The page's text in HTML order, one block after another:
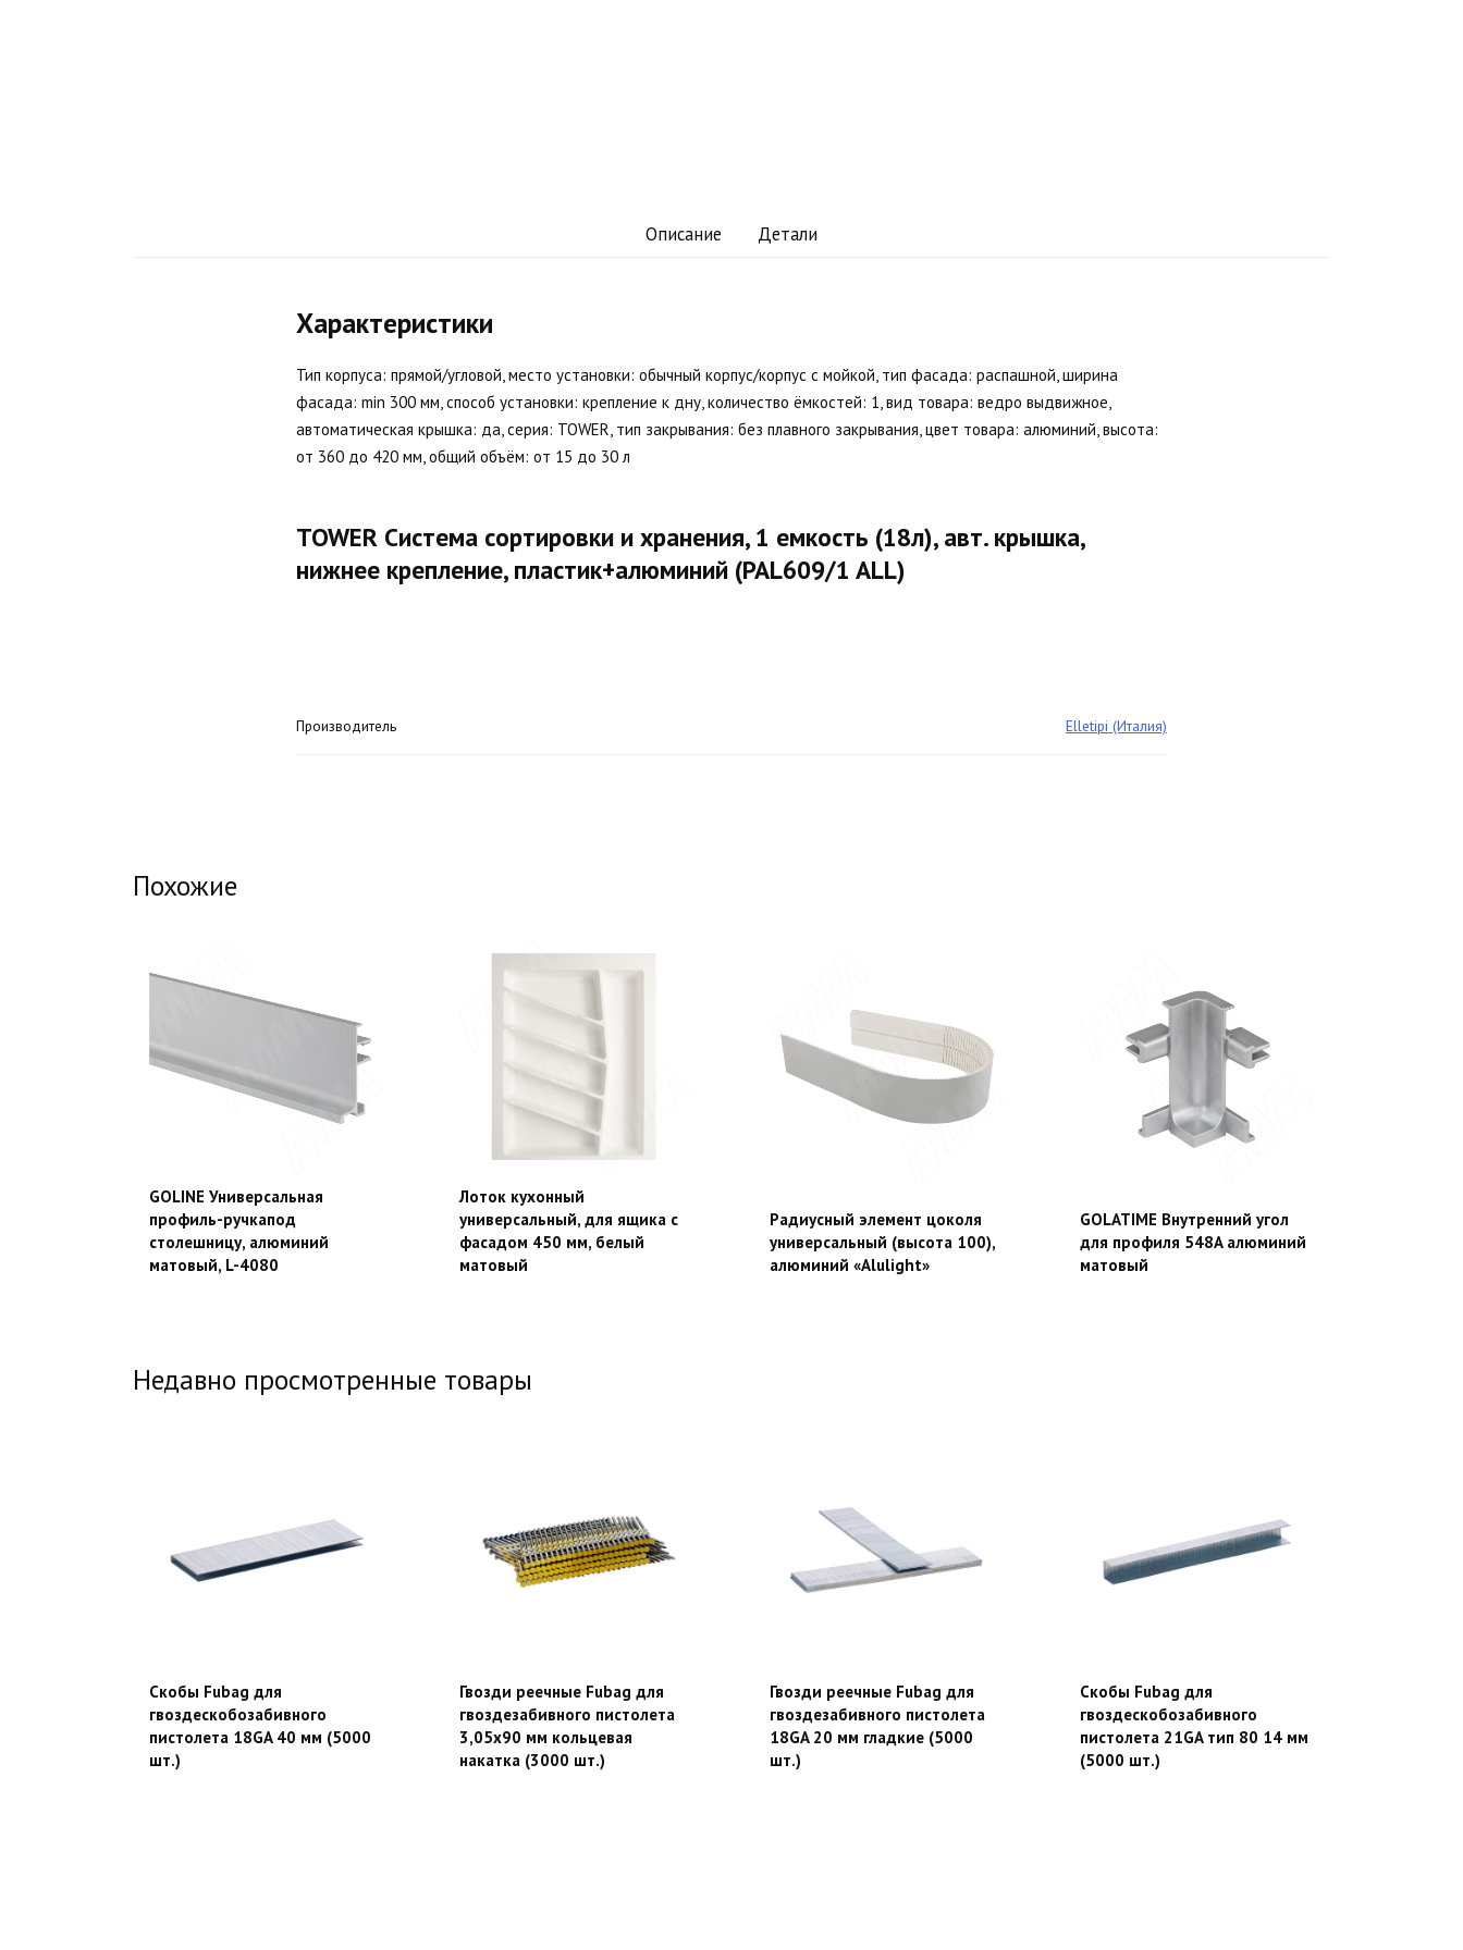
Описание Детали
Характеристики
Тип корпуса: прямой/угловой, место установки: обычный корпус/корпус с мойкой, тип фасада: распашной, ширина
фасада: min 300 мм, способ установки: крепление к дну, количество ёмкостей: 1, вид товара: ведро выдвижное,
автоматическая крышка: да, серия: TOWER, тип закрывания: без плавного закрывания, цвет товара: алюминий, высота:
от 360 до 420 мм, общий объём: от 15 до 30 л
TOWER Система сортировки и хранения, 1 емкость (18л), авт. крышка,
нижнее крепление, пластик+алюминий (PAL609/1 ALL)
Производитель Elletipi (Италия)
Похожие
GOLINE Универсальная
профиль-ручкапод
столешницу, алюминий
матовый, L-4080
Лоток кухонный
универсальный, для ящика с
фасадом 450 мм, белый
матовый
Радиусный элемент цоколя
универсальный (высота 100),
алюминий «Alulight»
GOLATIME Внутренний угол
для профиля 548A алюминий
матовый
Недавно просмотренные товары
Скобы Fubag для
гвоздескобозабивного
пистолета 18GA 40 мм (5000
шт.)
Гвозди реечные Fubag для
гвоздезабивного пистолета
3,05х90 мм кольцевая
накатка (3000 шт.)
Гвозди реечные Fubag для
гвоздезабивного пистолета
18GA 20 мм гладкие (5000
шт.)
Скобы Fubag для
гвоздескобозабивного
пистолета 21GA тип 80 14 мм
(5000 шт.)